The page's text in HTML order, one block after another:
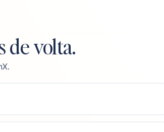
de volta.